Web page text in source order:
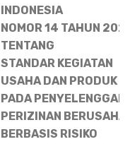
INDONESIA
NOMOR 14 TAHUN
TENTANG
STANDAR KEGIATAN
USAHA DAN PRODUK
PADA
PERIZINAN BERUSAHA
BERBASIS RISIKO